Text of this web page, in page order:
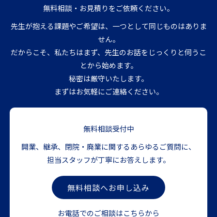
無料相談・お見積りをご依頼ください。
先生が抱える課題やご希望は、一つとして同じものはありま
せん。
だからこそ、私たちはまず、先生のお話をじっくりと伺うこ
とから始めます。
秘密は厳守いたします。
まずはお気軽にご連絡ください。
無料相談受付中
開業、継承、閉院・廃業に関するあらゆるご質問に、
担当スタッフが丁寧にお答えします。
無料相談へお申し込み
お電話でのご相談はこちらから